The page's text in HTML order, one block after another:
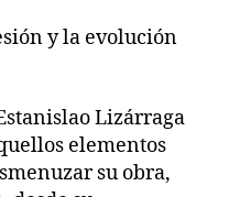
y la evolución
Lizárraga
elementos
su obra,